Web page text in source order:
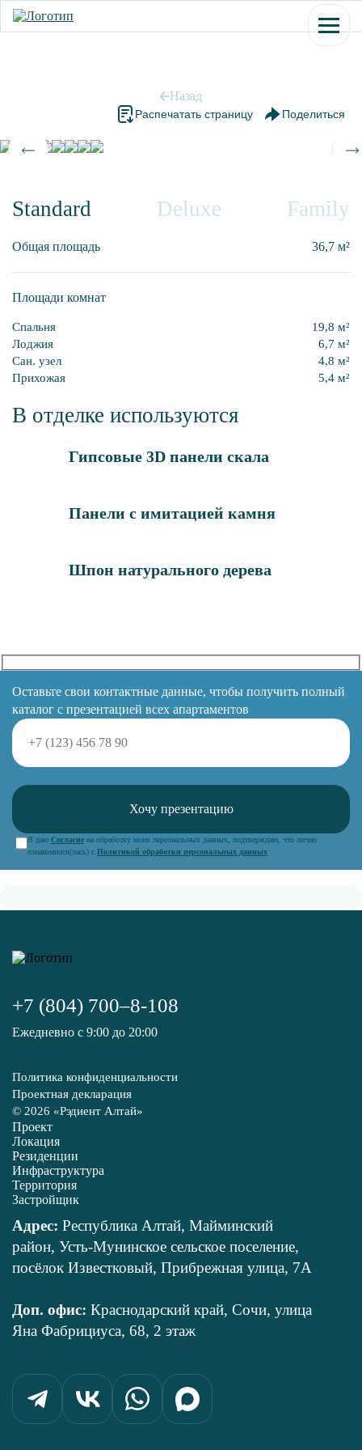
Skip
content
Назад
Распечатать страницу Поделиться
Standard Deluxe Family
Общая площадь 36,7 м²
Площади комнат
Спальня
19,8 м²
Лоджия
6,7 м²
Сан. узел
4,8 м²
Прихожая
5,4 м²
В отделке используются
Гипсовые 3D панели скала
Панели с имитацией камня
Шпон натурального дерева
Оставьте свои контактные данные, чтобы получить полный
каталог с презентацией всех апартаментов
Я даю Согласиена обработку моих персональных данных, подтверждаю, что лично
ознакомился(лась) с Политикой обработки персональных данных
+7 (804) 700–8-108
Ежедневно с 9:00 до 20:00
Политика конфиденциальности
Проектная декларация
© 2026 «Рэдиент Алтай»
Проект
Локация
Резиденции
Инфраструктура
Территория
Застройщик
Адрес: Республика Алтай, Майминский
район, Усть-Мунинское сельское поселение,
посёлок Известковый, Прибрежная улица, 7А
Доп. офис: Краснодарский край, Сочи, улица
Яна Фабрициуса, 68, 2 этаж